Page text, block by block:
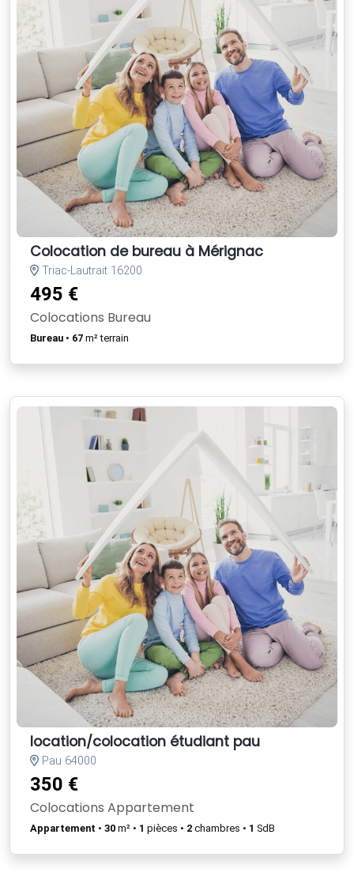
Colocation de bureau à Mérignac
Triac-Lautrait 16200
495 €
Colocations Bureau
Bureau • 67 m² terrain
location/colocation étudiant pau
Pau 64000
350 €
Colocations Appartement
Appartement • 30 m² • 1 pièces • 2 chambres • 1 SdB